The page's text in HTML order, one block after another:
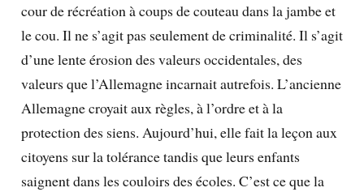
cour de récréation à coups de couteau dans la jambe et
le cou. Il ne s’agit pas seulement de criminalité. Il s’agit
d’une lente érosion des valeurs occidentales, des
valeurs que l’Allemagne incarnait autrefois. L’ancienne
Allemagne croyait aux règles, à l’ordre et à la
protection des siens. Aujourd’hui, elle fait la leçon aux
citoyens sur la tolérance tandis que leurs enfants
saignent dans les couloirs des écoles. C’est ce que la